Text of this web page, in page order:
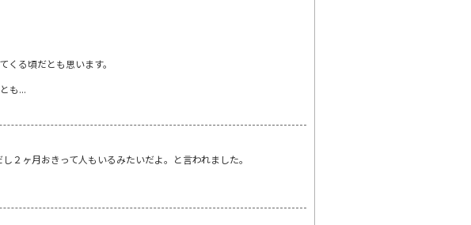
る頃だとも思います。
も...
ヶ月おきって人もいるみたいだよ。と言われました。